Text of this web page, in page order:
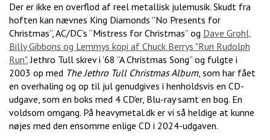
Der er ikke en overflod af reel metallisk julemusik. Skudt fra
hoften kan nævnes King Diamonds ”No Presents for
Christmas”, AC/DC’s “Mistress for Christmas” og Dave Grohl,
Billy Gibbons og Lemmys kopi af Chuck Berrys "Run Rudolph
Run".Jethro Tull skrev i ’68 ”A Christmas Song” og fulgte i
2003 op med The Jethro Tull Christmas Album, som har fået
en overhaling og op til jul genudgives i henholdsvis en CD-
udgave, som en boks med 4 CD’er, Blu-ray samt en bog. En
voldsom omgang. På heavymetal.dk er vi så heldige at kunne
nøjes med den ensomme enlige CD i 2024-udgaven.